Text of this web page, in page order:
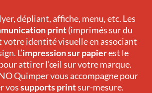
dépliant, affiche, menu, etc. Les
print(imprimés sur du
votre identité visuelle en associant
L’impression sur papierest le
attirer l’œil sur votre marque.
Quimpervous accompagne pour
vossupports printsur-mesure.